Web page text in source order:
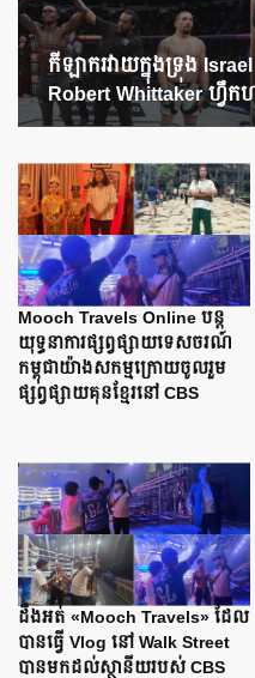
កីឡាករវាយក្នុងទ្រុង
Robert Whittaker ហ្វឹកហ
Mooch Travels Online បន្ត
យុទ្ធនាការផ្សព្វផ្សាយទេសចរណ៍
កម្ពុជាយ៉ាងសកម្មក្រោយចូលរួម
ផ្សព្វផ្សាយគុនខ្មែរនៅ CBS
ដឹងអត់ «Mooch Travels» ដែល
បានធ្វើ Vlog នៅ Walk Street
បានមកដល់ស្ថានីយរបស់ CBS